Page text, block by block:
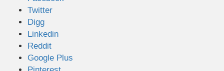
Twitter
Digg
Linkedin
Reddit
Google Plus